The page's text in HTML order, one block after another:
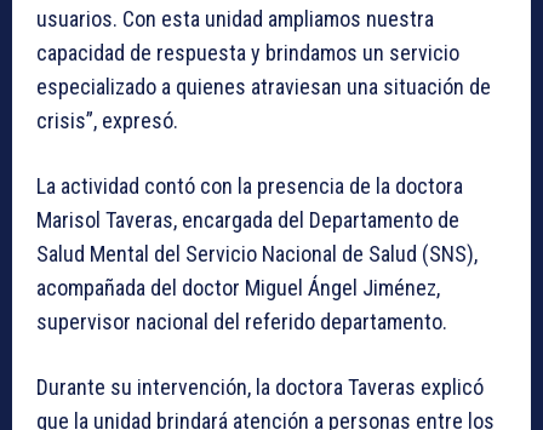
usuarios. Con esta unidad ampliamos nuestra
capacidad de respuesta y brindamos un servicio
especializado a quienes atraviesan una situación de
crisis”, expresó.
La actividad contó con la presencia de la doctora
Marisol Taveras, encargada del Departamento de
Salud Mental del Servicio Nacional de Salud (SNS),
acompañada del doctor Miguel Ángel Jiménez,
supervisor nacional del referido departamento.
Durante su intervención, la doctora Taveras explicó
que la unidad brindará atención a personas entre los